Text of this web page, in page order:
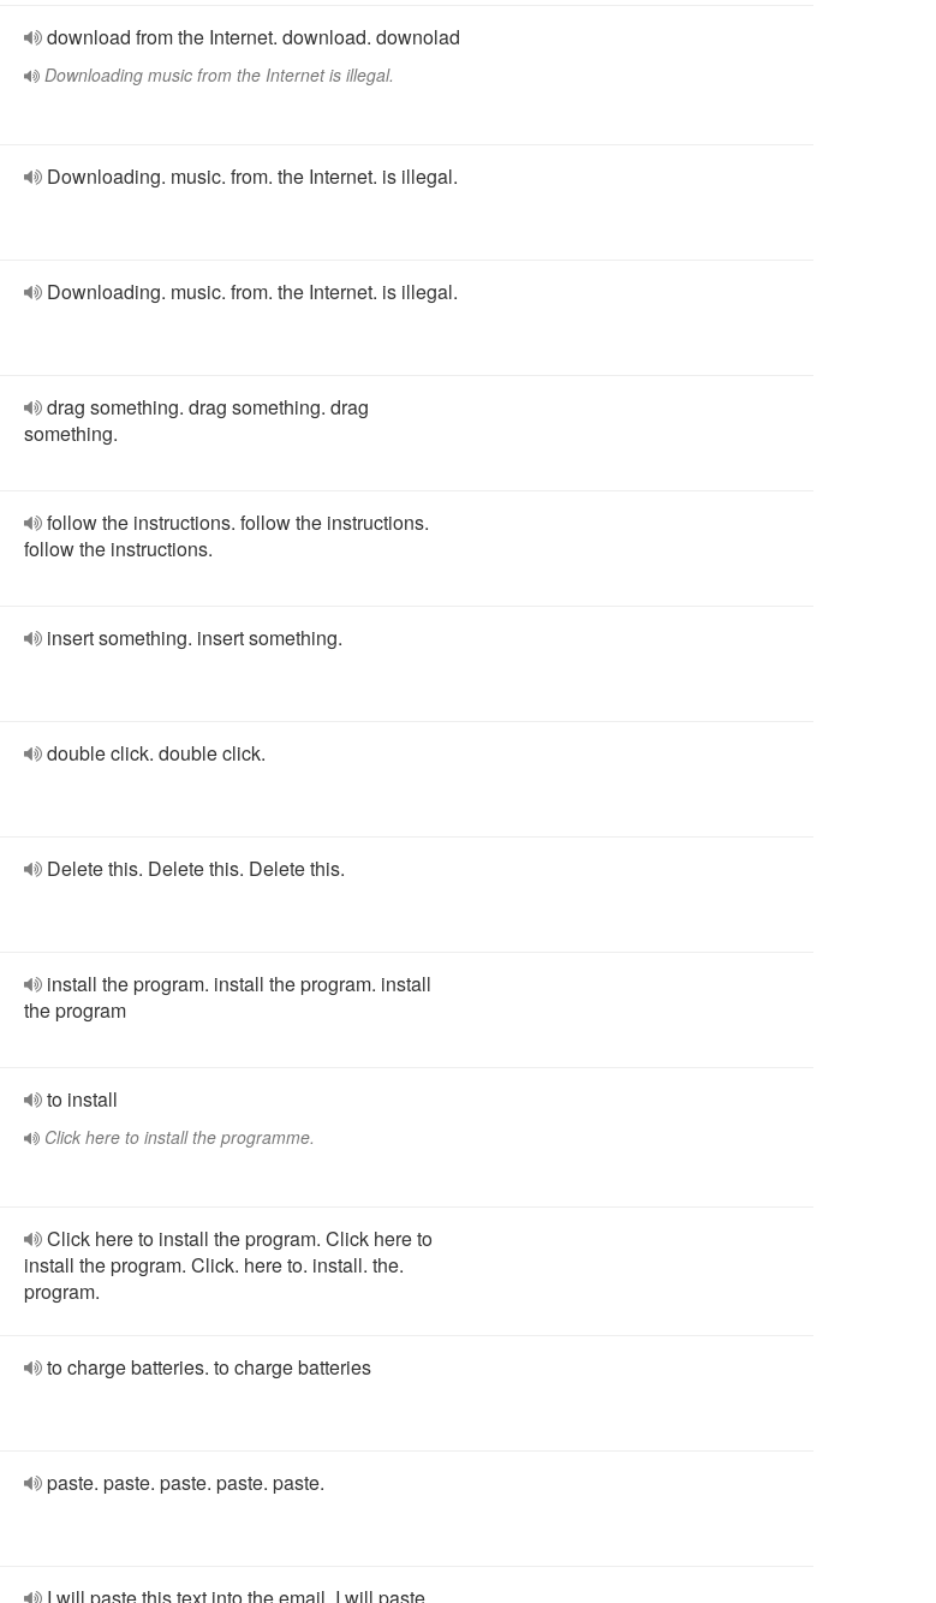
download from the Internet. download. downolad
Downloading music from the Internet is illegal.
Downloading. music. from. the Internet. is illegal.
Downloading. music. from. the Internet. is illegal.
drag something. drag something. drag
something.
follow the instructions. follow the instructions.
follow the instructions.
insert something. insert something.
double click. double click.
Delete this. Delete this. Delete this.
install the program. install the program. install
the program
to install
Click here to install the programme.
Click here to install the program. Click here to
install the program. Click. here to. install. the.
program.
to charge batteries. to charge batteries
paste. paste. paste. paste. paste.